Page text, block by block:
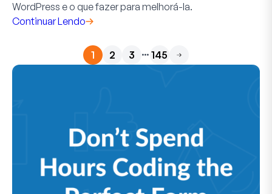
WordPress e o que fazer para melhorá-la.
Continuar Lendo
1 2 3 … 145